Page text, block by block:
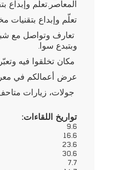
المعاصر.تعلّم
تعلّم وإبداع
تعارف وتواصل مع
وبتبدع سوا.
مكان تخلقوا فيه
عرض أعمالكم في
جولات، زيارات
تواريخ اللقاءات:
9.6
16.6
23.6
30.6
7.7